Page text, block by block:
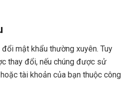
mật khẩu thường xuyên. Tuy
thay đổi, nếu chúng được sử
tài khoản của bạn thuộc công